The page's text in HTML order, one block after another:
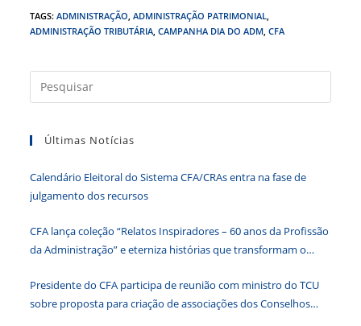
c
e
b
o
k
itt
er
k
e
dI
n
at
s
A
p
ss
e
n
g
tF
ri
e
n
TAGS:ADMINISTRAÇÃO ADMINISTRAÇÃO PATRIMONIAL
ADMINISTRAÇÃO TRIBUTÁRIA CAMPANHA DIA DO ADM CFA
a
Últimas Notícias
Calendário Eleitoral do Sistema CFA/CRAs entra na fase de
julgamento dos recursos
CFA lança coleção “Relatos Inspiradores – 60 anos da Profissão
da Administração” e eterniza histórias que transformam o
Presidente do CFA participa de reunião com ministro do TCU
sobre proposta para criação de associações dos Conselhos